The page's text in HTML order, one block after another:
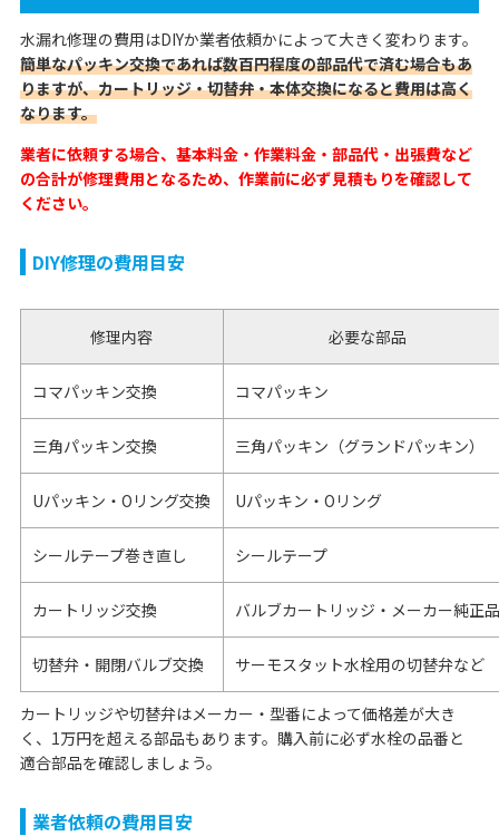
水漏れ修理の費用はDIYか業者依頼かによって大きく変わります。
簡単なパッキン交換であれば数百円程度の部品代で済む場合もあ
りますが、カートリッジ・切替弁・本体交換になると費用は高く
なります。
業者に依頼する場合、基本料金・作業料金・部品代・出張費など
の合計が修理費用となるため、作業前に必ず見積もりを確認して
ください。
DIY修理の費用目安
修理内容 必要な部品
コマパッキン交換 コマパッキン
三角パッキン交換 三角パッキン（グランドパッキン）
Uパッキン・Oリング交換 Uパッキン・Oリング
シールテープ巻き直し シールテープ
カートリッジ交換 バルブカートリッジ・メーカー純正
切替弁・開閉バルブ交換 サーモスタット水栓用の切替弁など
カートリッジや切替弁はメーカー・型番によって価格差が大き
く、1万円を超える部品もあります。購入前に必ず水栓の品番と
適合部品を確認しましょう。
業者依頼の費用目安